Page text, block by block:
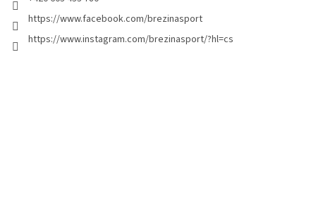
https://www.facebook.com/brezinasport
https://www.instagram.com/brezinasport/?hl=cs